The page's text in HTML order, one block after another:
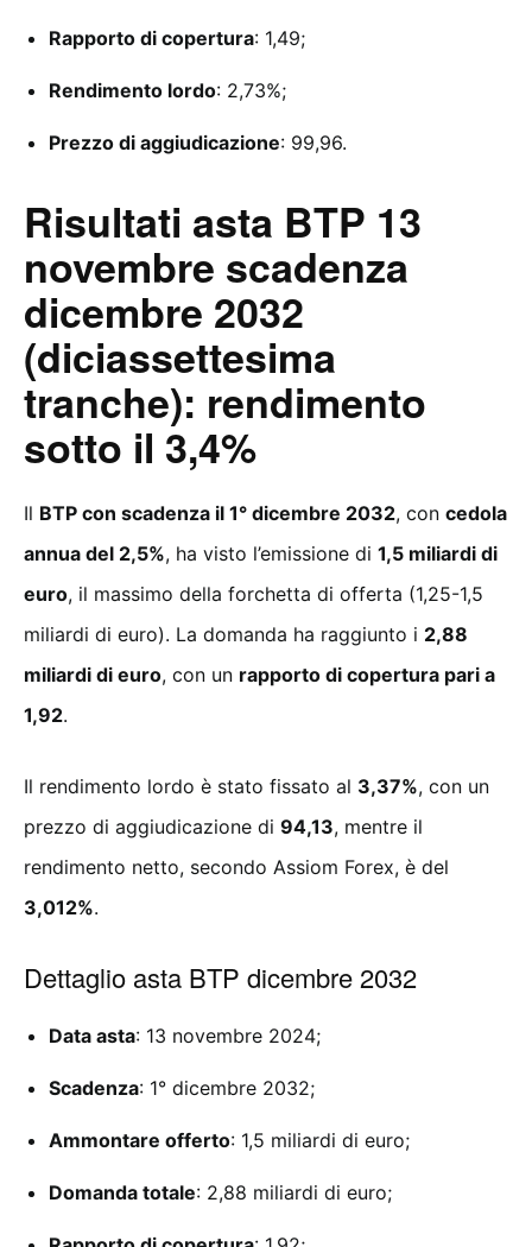
Rapporto di copertura: 1,49;
Rendimento lordo: 2,73%;
Prezzo di aggiudicazione: 99,96.
Risultati asta BTP 13
novembre scadenza
dicembre 2032
(diciassettesima
tranche): rendimento
sotto il 3,4%
Il BTP con scadenza il 1° dicembre 2032, con cedola
annua del 2,5%, ha visto l’emissione di 1,5 miliardi di
euro, il massimo della forchetta di offerta (1,25-1,5
miliardi di euro). La domanda ha raggiunto i 2,88
miliardi di euro, con un rapporto di copertura pari a
1,92.
Il rendimento lordo è stato fissato al 3,37%, con un
prezzo di aggiudicazione di 94,13, mentre il
rendimento netto, secondo Assiom Forex, è del
3,012%.
Dettaglio asta BTP dicembre 2032
Data asta: 13 novembre 2024;
Scadenza: 1° dicembre 2032;
Ammontare offerto: 1,5 miliardi di euro;
Domanda totale: 2,88 miliardi di euro;